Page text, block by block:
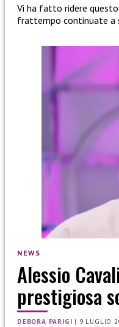
Vi ha fatto ridere questo
frattempo continuate a
NEWS
Alessio
prestigiosa
DEBORA PARIGI | 9 LUGLIO